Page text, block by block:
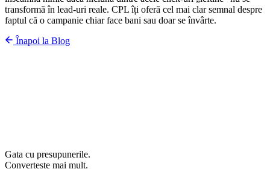
transformă în lead-uri reale. CPL îți oferă cel mai clar semnal despre
faptul că o campanie chiar face bani sau doar se învârte.
Înapoi la Blog
Gata cu presupunerile.
Convertește mai mult.